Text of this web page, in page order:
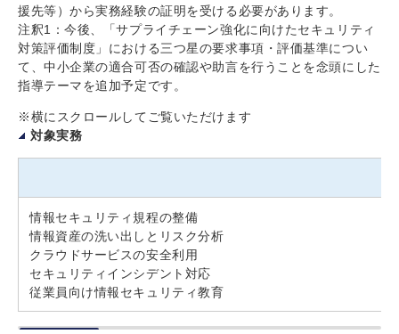
援先等）から実務経験の証明を受ける必要があります。
注釈1：今後、「サプライチェーン強化に向けたセキュリティ
対策評価制度」における三つ星の要求事項・評価基準につい
て、中小企業の適合可否の確認や助言を行うことを念頭にした
指導テーマを追加予定です。
※横にスクロールしてご覧いただけます
対象実務
情報セキュリティ規程の整備
情報資産の洗い出しとリスク分析
クラウドサービスの安全利用
セキュリティインシデント対応
従業員向け情報セキュリティ教育